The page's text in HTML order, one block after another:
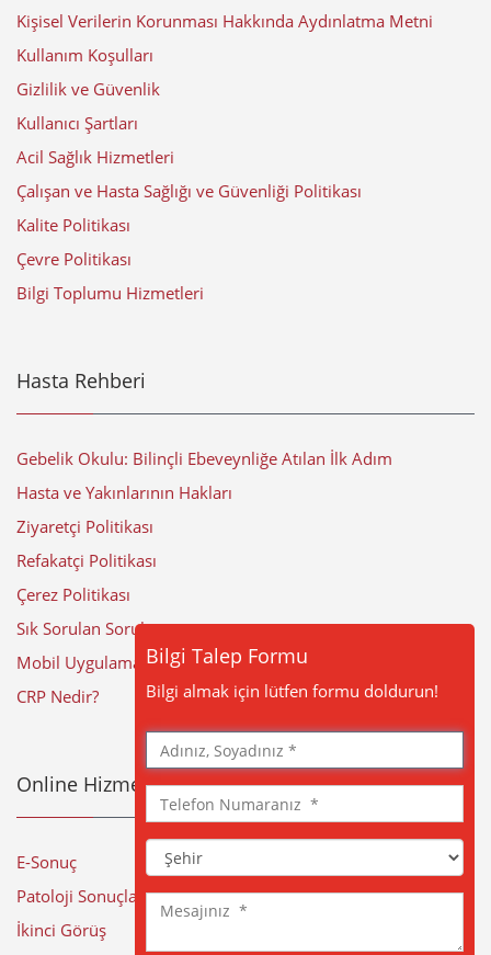
Bilgi Talep Formu
Bilgi almak için lütfen formu doldurun!
Adınız,
Soyadınız
Telefon
Numaranız
Şehir
Mesajınız
Kişisel Verilerin Korunması Hakkında Aydınlatma Metni
Kullanım Koşulları
Gizlilik ve Güvenlik
Kullanıcı Şartları
Acil Sağlık Hizmetleri
Çalışan ve Hasta Sağlığı ve Güvenliği Politikası
Kalite Politikası
Çevre Politikası
Bilgi Toplumu Hizmetleri
Hasta Rehberi
Gebelik Okulu: Bilinçli Ebeveynliğe Atılan İlk Adım
Hasta ve Yakınlarının Hakları
Ziyaretçi Politikası
Refakatçi Politikası
Çerez Politikası
Sık Sorulan Sorular
Mobil Uygulama
CRP Nedir?
Online Hizmetler
E-Sonuç
Patoloji Sonuçları
İkinci Görüş